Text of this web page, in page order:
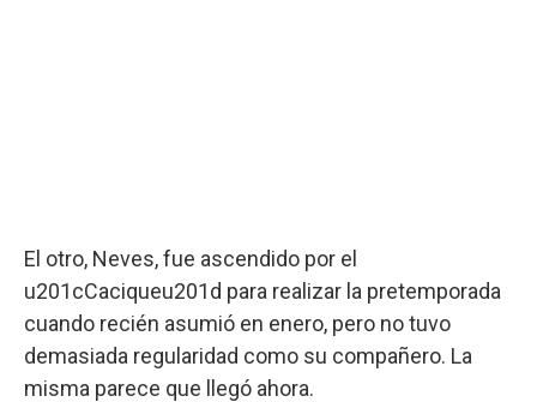
El otro, Neves, fue ascendido por el
u201cCaciqueu201d para realizar la pretemporada
cuando recién asumió en enero, pero no tuvo
demasiada regularidad como su compañero. La
misma parece que llegó ahora.